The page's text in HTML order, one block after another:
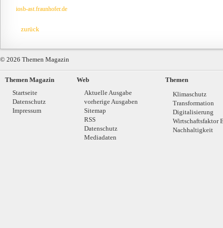
iosb-ast.fraunhofer.de
zurück
© 2026 Themen Magazin
Themen Magazin
Startseite
Datenschutz
Impressum
Web
Aktuelle Ausgabe
vorherige Ausgaben
Sitemap
RSS
Datenschutz
Mediadaten
Themen
Klimaschutz
Transformation
Digitalisierung
Wirtschaftsfaktor
Nachhaltigkeit